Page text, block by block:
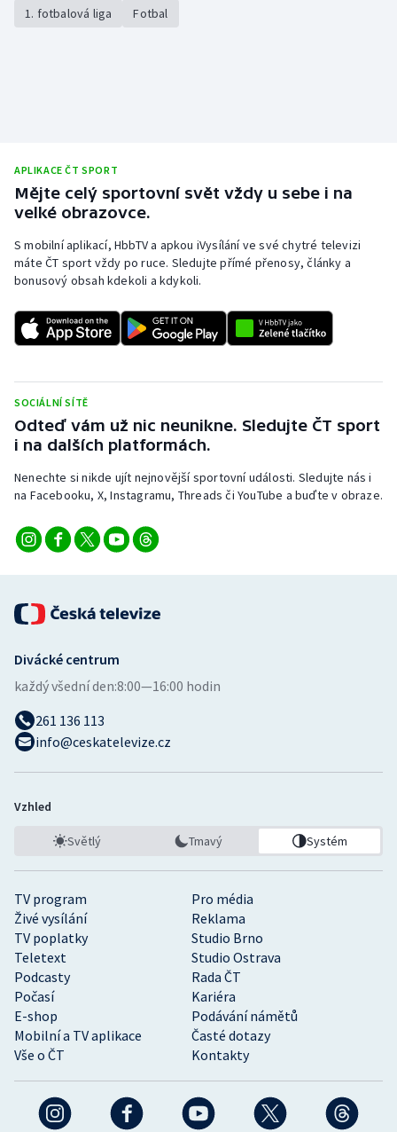
1. fotbalová liga Fotbal
APLIKACE ČT SPORT
Mějte celý sportovní svět vždy u sebe i na
velké obrazovce.
S mobilní aplikací, HbbTV a apkou iVysílání ve své chytré televizi
máte ČT sport vždy po ruce. Sledujte přímé přenosy, články a
bonusový obsah kdekoli a kdykoli.
SOCIÁLNÍ SÍTĚ
Odteď vám už nic neunikne. Sledujte ČT sport
i na dalších platformách.
Nenechte si nikde ujít nejnovější sportovní události. Sledujte nás i
na Facebooku, X, Instagramu, Threads či YouTube a buďte v obraze.
TV program
Pro média
Živé vysílání
Reklama
TV poplatky
Studio Brno
Teletext
Studio Ostrava
Podcasty
Rada ČT
Počasí
Kariéra
E-shop
Podávání námětů
Mobilní a TV aplikace
Časté dotazy
Vše o ČT
Kontakty
Divácké centrum
každý všední den:8:00—16:00 hodin
261 136 113
info@ceskatelevize.cz
Vzhled
Světlý Tmavý Systém